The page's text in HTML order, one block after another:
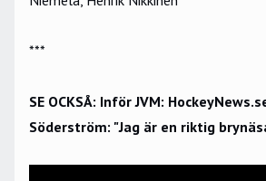
***
SE OCKSÅ: Inför JVM:
Söderström: "Jag är en riktig